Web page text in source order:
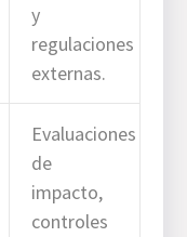
y
regulaciones
externas.
Evaluaciones
de
impacto,
controles